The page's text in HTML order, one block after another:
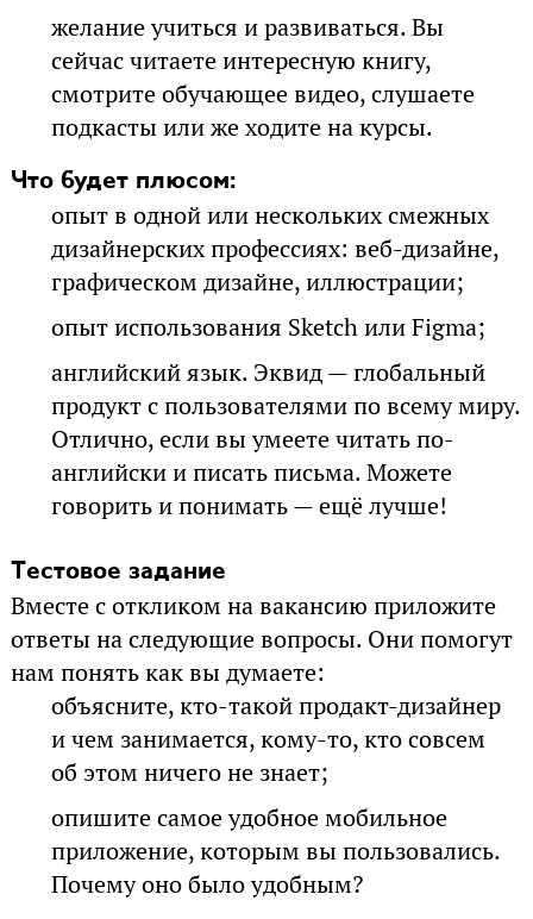
желание учиться и развиваться. Вы
сейчас читаете интересную книгу,
смотрите обучающее видео, слушаете
подкасты или же ходите на курсы.
Что будет плюсом:
опыт в одной или нескольких смежных
дизайнерских профессиях: веб-дизайне,
графическом дизайне, иллюстрации;
опыт использования Sketch или Figma;
английский язык. Эквид — глобальный
продукт с пользователями по всему миру.
Отлично, если вы умеете читать по-
английски и писать письма. Можете
говорить и понимать — ещё лучше!
Тестовое задание
Вместе с откликом на вакансию приложите
ответы на следующие вопросы. Они помогут
нам понять как вы думаете:
объясните, кто-такой продакт-дизайнер
и чем занимается, кому-то, кто совсем
об этом ничего не знает;
опишите самое удобное мобильное
приложение, которым вы пользовались.
Почему оно было удобным?